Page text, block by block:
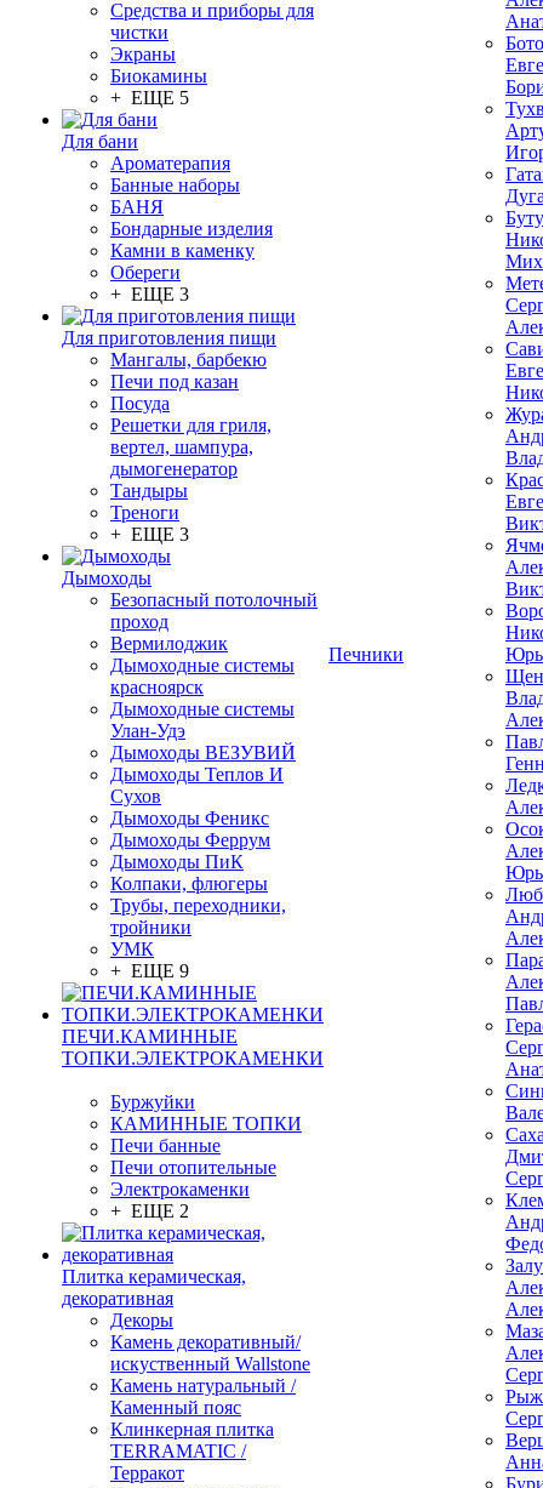
Средства и приборы для
чистки
Экраны
Биокамины
+ ЕЩЕ 5
Для бани
Ароматерапия
Банные наборы
БАНЯ
Бондарные изделия
Камни в каменку
Обереги
+ ЕЩЕ 3
Для приготовления пищи
Мангалы, барбекю
Печи под казан
Посуда
Решетки для гриля,
вертел, шампура,
дымогенератор
Тандыры
Треноги
+ ЕЩЕ 3
Дымоходы
Безопасный потолочный
проход
Вермилоджик
Дымоходные системы
красноярск
Дымоходные системы
Улан-Удэ
Дымоходы ВЕЗУВИЙ
Дымоходы Теплов И
Сухов
Дымоходы Феникс
Дымоходы Феррум
Дымоходы ПиК
Колпаки, флюгеры
Трубы, переходники,
тройники
УМК
+ ЕЩЕ 9
ПЕЧИ.КАМИННЫЕ
ТОПКИ.ЭЛЕКТРОКАМЕНКИ
Буржуйки
КАМИННЫЕ ТОПКИ
Печи банные
Печи отопительные
Электрокаменки
+ ЕЩЕ 2
Плитка керамическая,
декоративная
Декоры
Камень декоративный/
искуственный Wallstone
Камень натуральный /
Каменный пояс
Клинкерная плитка
TERRAMATIC /
Терракот
Печники